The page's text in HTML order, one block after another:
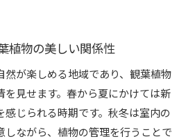
植物の美しい関係性
然が楽しめる地域であり、観葉植物
を見せます。春から夏にかけては新
じられる時期です。秋冬は室内の
しながら、植物の管理を行うことで